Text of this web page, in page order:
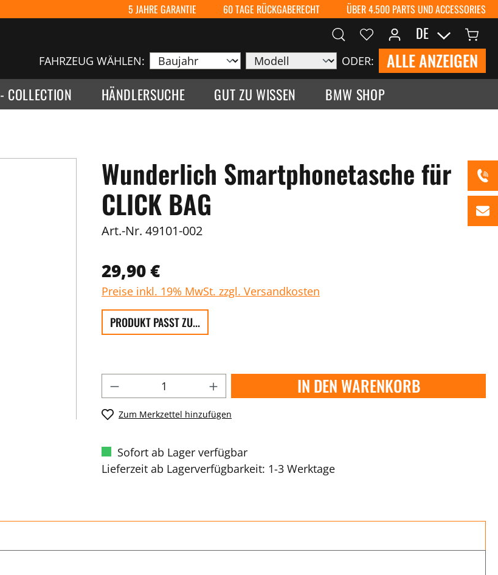
5 JAHRE GARANTIE 60 TAGE RÜCKGABERECHT ÜBER 4.500 PARTS UND ACCESSORIES
FAHRZEUG WÄHLEN: ODER: ALLE ANZEIGEN
DE
- COLLECTION HÄNDLERSUCHE GUT ZU WISSEN BMW SHOP
Wunderlich Smartphonetasche für
CLICK BAG
Art.-Nr. 49101-002
29,90 €
Preise inkl. 19% MwSt. zzgl. Versandkosten
PRODUKT PASST ZU...
IN DEN WARENKORB
Zum Merkzettel hinzufügen
Sofort ab Lager verfügbar
Lieferzeit ab Lagerverfügbarkeit: 1-3 Werktage